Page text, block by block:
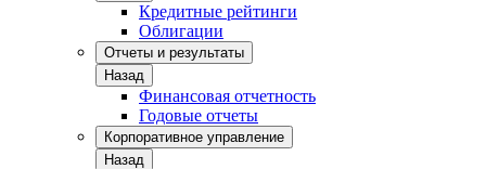
Кредитные рейтинги
Облигации
Отчеты и результаты
Назад
Финансовая отчетность
Годовые отчеты
Корпоративное управление
Назад